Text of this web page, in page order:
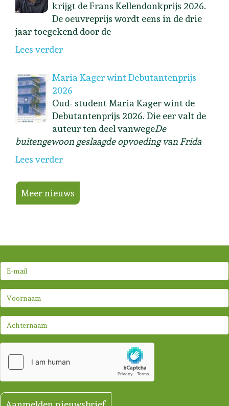
krijgt de Frans Kellendonkprijs 2026.
De oeuvreprijs wordt eens in de drie
jaar toegekend door de
Lees verder
Maria Kager wint Debutantenprijs
2026
Oud- student Maria Kager wint de
Debutantenprijs 2026. Die eer valt de
auteur ten deel vanwegeDe
buitengewoon geslaagde opvoeding van Frida
Lees verder
Meer nieuws